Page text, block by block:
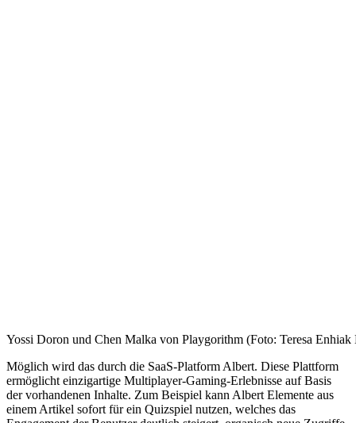
Yossi Doron und Chen Malka von Playgorithm (Foto: Teresa Enhiak
Möglich wird das durch die SaaS-Platform Albert. Diese Plattform
ermöglicht einzigartige Multiplayer-Gaming-Erlebnisse auf Basis
der vorhandenen Inhalte. Zum Beispiel kann Albert Elemente aus
einem Artikel sofort für ein Quizspiel nutzen, welches das